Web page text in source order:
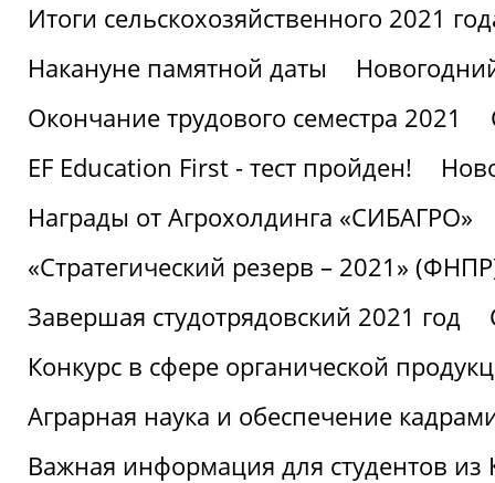
Итоги сельскохозяйственного 2021
Накануне памятной даты
Окончание трудового семестра 2021
EF Education First - тест пройден!
Награды от Агрохолдинга «СИБАГРО»
«Стратегический резерв – 2021»
Завершая студотрядовский 2021 год
Конкурс в сфере органической
Аграрная наука и обеспечение
Важная информация для студентов из